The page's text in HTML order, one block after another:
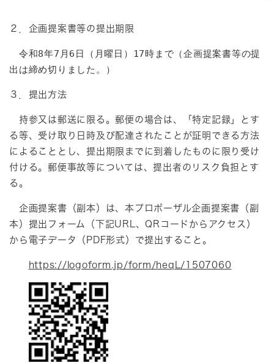
２．企画提案書等の提出期限
令和8年7月6日（月曜日）17時まで（企画提案書等の提
出は締め切りました。）
３．提出方法
持参又は郵送に限る。郵便の場合は、「特定記録」とす
る等、受け取り日時及び配達されたことが証明できる方法
によることとし、提出期限までに到着したものに限り受け
付ける。郵便事故等については、提出者のリスク負担とす
る。
企画提案書（副本）は、本プロポーザル企画提案書（副
本）提出フォーム（下記URL、QRコードからアクセス）
から電子データ（PDF形式）で提出すること。
https://logoform.jp/form/heqL/1507060